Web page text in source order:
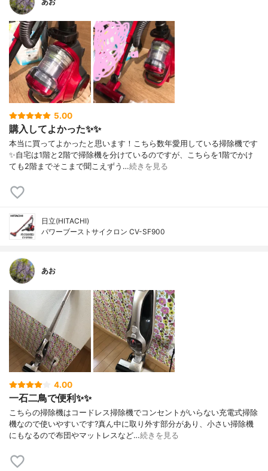
5.00
購入してよかった✨✨
本当に買ってよかったと思います！こちら数年愛用している掃除機です
✨自宅は1階と2階で掃除機を分けているのですが、こちらを1階でかけ
ても2階までそこまで聞こえずう…続きを見る
日立(HITACHI)
パワーブーストサイクロン CV-SF900
あお
4.00
一石二鳥で便利✨✨
こちらの掃除機はコードレス掃除機でコンセントがいらない充電式掃除
機なので使いやすいです?真ん中に取り外す部分があり、小さい掃除機
にもなるので布団やマットレスなど…続きを見る